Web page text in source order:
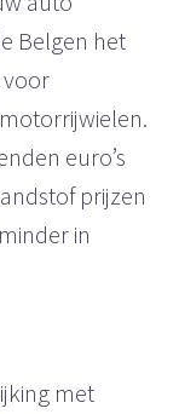
Belgen het
voor
euro’s
prijzen
in
met